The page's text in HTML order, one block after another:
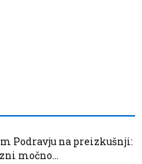
Podravju na preizkušnji:
močno...